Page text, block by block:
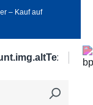
‒ Kauf auf